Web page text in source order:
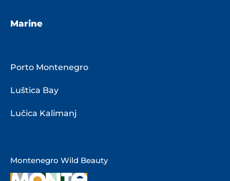
Marine
Porto Montenegro
Luštica Bay
Lučica Kalimanj
Montenegro Wild Beauty